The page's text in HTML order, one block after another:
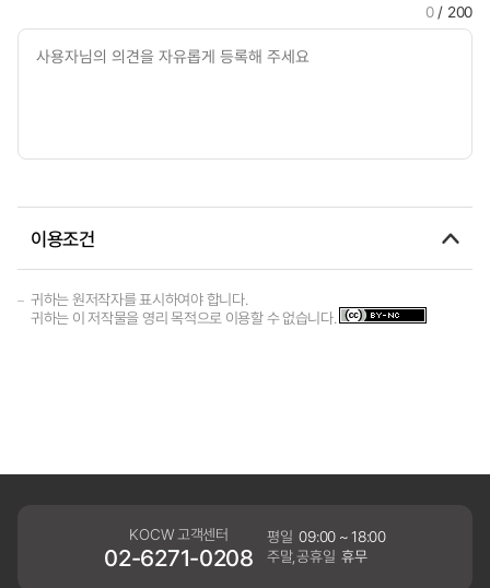
0/ 200
이용조건
귀하는 원저작자를 표시하여야 합니다.
귀하는 이 저작물을 영리 목적으로 이용할 수 없습니다.
KOCW 고객센터
02-6271-0208
평일 09:00 ~ 18:00
주말,공휴일 휴무